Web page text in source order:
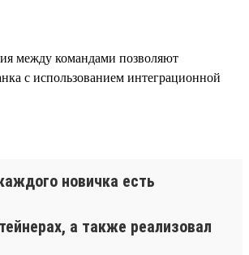
между командами позволяют
с использованием интеграционной
новичка есть
а также реализовал